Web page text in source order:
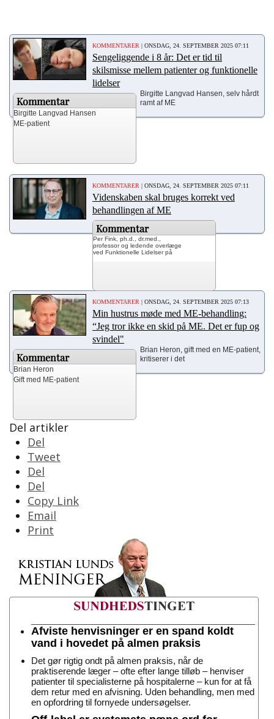
KOMMENTARER | ONSDAG, 24. SEPTEMBER 2025 07:11
Sengeliggende i 8 år: Det er tid til
skilsmisse mellem patienter og funktionelle
lidelser
Kommentar
Birgitte Langvad Hansen
ME-patient
Birgitte Langvad Hansen, selv hårdt
ramt af ME
KOMMENTARER | ONSDAG, 24. SEPTEMBER 2025 07:11
Videnskaben skal bruges korrekt ved
behandlingen af ME
Kommentar
Per Fink, ph.d., dr.med.,
professor og ledende overlæge
ved Funktionelle Lidelser på
KOMMENTARER | ONSDAG, 24. SEPTEMBER 2025 07:13
Min hustrus møde med ME-behandling:
“Jeg tror ikke en skid på ME. Det er fup og
svindel"
Kommentar
Brian Heron
Gift med ME-patient
Brian Heron, gift med en ME-patient,
kritiserer i det
Del artikler
Del
Tweet
Del
Del
Copy Link
Email
Print
Afviste henvisninger er en spand koldt
vand i hovedet på almen praksis
Det gør rigtig ondt på almen praksis, når de
praktiserende læger – ofte efter lange tilløb – henviser
patienter til specialisterne på hospitalerne – kun for at få
dem retur med en afvisning. Uden behandling, men med
en opfordring til fornyede undersøgelser.